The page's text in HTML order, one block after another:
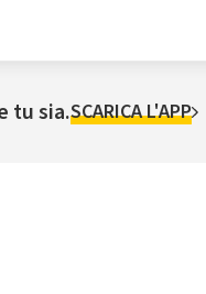
tu sia.SCARICA L'APP